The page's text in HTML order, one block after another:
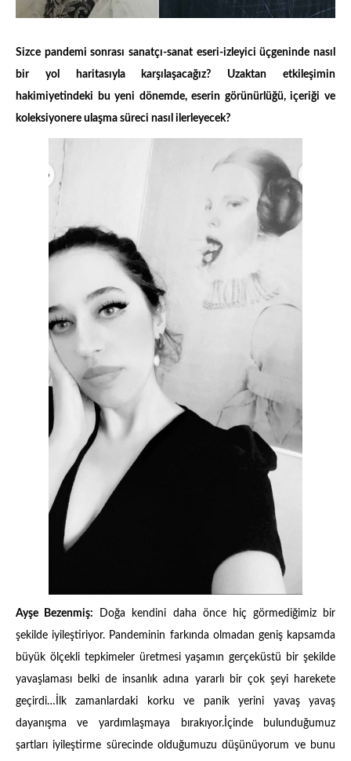
Sizce pandemi sonrası sanatçı-sanat eseri-izleyici üçgeninde nasıl
bir yol haritasıyla karşılaşacağız? Uzaktan etkileşimin
hakimiyetindeki bu yeni dönemde, eserin görünürlüğü, içeriği ve
koleksiyonere ulaşma süreci nasıl ilerleyecek?
Ayşe Bezenmiş: Doğa kendini daha önce hiç görmediğimiz bir
şekilde iyileştiriyor. Pandeminin farkında olmadan geniş kapsamda
büyük ölçekli tepkimeler üretmesi yaşamın gerçeküstü bir şekilde
yavaşlaması belki de insanlık adına yararlı bir çok şeyi harekete
geçirdi…İlk zamanlardaki korku ve panik yerini yavaş yavaş
dayanışma ve yardımlaşmaya bırakıyor.İçinde bulunduğumuz
şartları iyileştirme sürecinde olduğumuzu düşünüyorum ve bunu